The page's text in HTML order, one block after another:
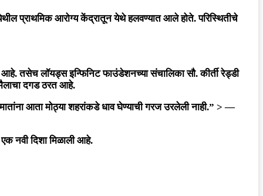
येथील प्राथमिक आरोग्य केंद्रातून येथे हलवण्यात आले होते. परिस्थितीचे
आहे. तसेच लॉयड्स इन्फिनिट फाउंडेशनच्या संचालिकासौ. कीर्ती रेड्डी
मैलाचा दगड ठरत आहे.
आता मोठ्या शहरांकडे धाव घेण्याची गरज उरलेली नाही.” > —
एक नवी दिशा मिळाली आहे.